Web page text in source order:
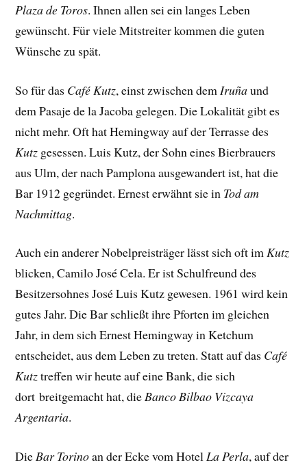
Plaza de Toros. Ihnen allen sei ein langes Leben
gewünscht. Für viele Mitstreiter kommen die guten
Wünsche zu spät.
So für das Café Kutz, einst zwischen dem Iruñaund
dem Pasaje de la Jacoba gelegen. Die Lokalität gibt es
nicht mehr. Oft hat Hemingway auf der Terrasse des
Kutz gesessen. Luis Kutz, der Sohn eines Bierbrauers
aus Ulm, der nach Pamplona ausgewandert ist, hat die
Bar 1912 gegründet. Ernest erwähnt sie in Tod am
Nachmittag.
Auch ein anderer Nobelpreisträger lässt sich oft imKutz
blicken, Camilo José Cela. Er ist Schulfreund des
Besitzersohnes José Luis Kutz gewesen. 1961 wird kein
gutes Jahr. Die Bar schließt ihre Pforten im gleichen
Jahr, in dem sich Ernest Hemingway in Ketchum
entscheidet, aus dem Leben zu treten. Statt auf das Café
Kutztreffen wir heute auf eine Bank, die sich
dort breitgemacht hat, dieBanco Bilbao Vizcaya
Argentaria.
DieBar Torinoan der Ecke vom HotelLa Perla, auf der